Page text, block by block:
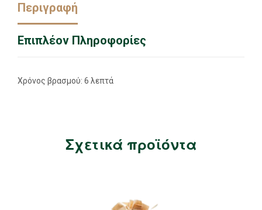
Περιγραφή
Επιπλέον Πληροφορίες
Χρόνος βρασμού: 6 λεπτά
Σχετικά προϊόντα